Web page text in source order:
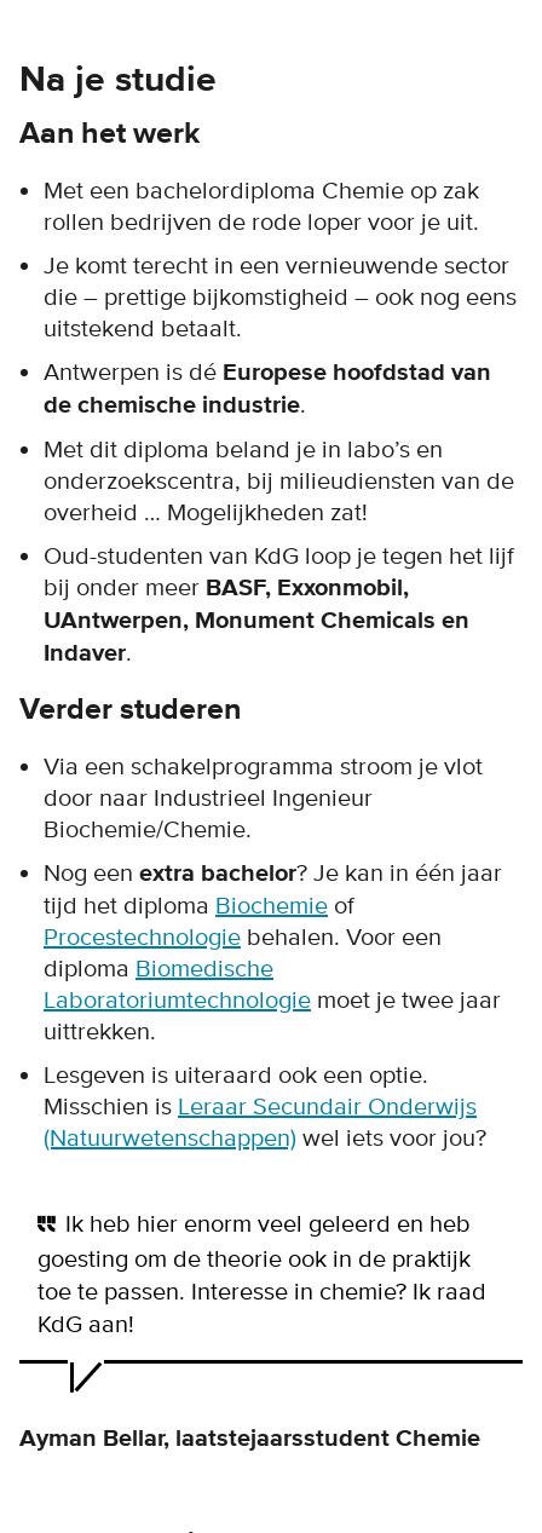
Na je studie
Aan het werk
Met een bachelordiploma Chemie op zak
rollen bedrijven de rode loper voor je uit.
Je komt terecht in een vernieuwende sector
die – prettige bijkomstigheid – ook nog eens
uitstekend betaalt.
Antwerpen is dé Europese hoofdstad van
de chemische industrie.
Met dit diploma beland je in labo’s en
onderzoekscentra, bij milieudiensten van de
overheid … Mogelijkheden zat!
Oud-studenten van KdG loop je tegen het lijf
bij onder meer BASF, Exxonmobil,
UAntwerpen, Monument Chemicals en
Indaver.
Verder studeren
Via een schakelprogramma stroom je vlot
door naar Industrieel Ingenieur
Biochemie/Chemie.
Nog een extra bachelor? Je kan in één jaar
tijd het diploma Biochemie of
Procestechnologie behalen. Voor een
diploma Biomedische
Laboratoriumtechnologie moet je twee jaar
uittrekken.
Lesgeven is uiteraard ook een optie.
Misschien is Leraar Secundair Onderwijs
(Natuurwetenschappen) wel iets voor jou?
Ik heb hier enorm veel geleerd en heb
goesting om de theorie ook in de praktijk
toe te passen. Interesse in chemie? Ik raad
KdG aan!
Ayman Bellar, laatstejaarsstudent Chemie